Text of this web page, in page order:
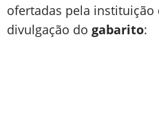
ofertadas pela instituição
divulgação do gabarito: